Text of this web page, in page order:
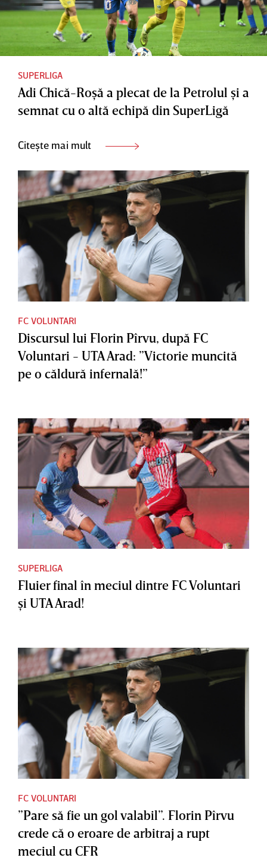
SUPERLIGA
Adi Chică-Roşă a plecat de la Petrolul şi a
semnat cu o altă echipă din SuperLigă
Citește mai mult
FC VOLUNTARI
Discursul lui Florin Pîrvu, după FC
Voluntari - UTA Arad: ”Victorie muncită
pe o căldură infernală!”
SUPERLIGA
Fluier final în meciul dintre FC Voluntari
şi UTA Arad!
FC VOLUNTARI
”Pare să fie un gol valabil”. Florin Pîrvu
crede că o eroare de arbitraj a rupt
meciul cu CFR